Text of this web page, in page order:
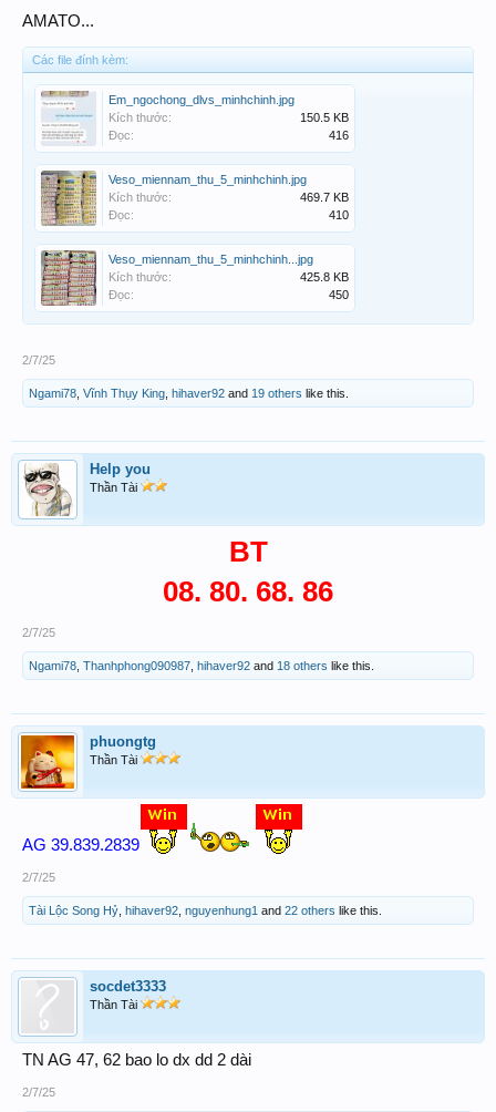
AMATO...
Các file đính kèm:
Em_ngochong_dlvs_minhchinh.jpg
Kích thước:
150.5 KB
Đọc:
416
Veso_miennam_thu_5_minhchinh.jpg
Kích thước:
469.7 KB
Đọc:
410
Veso_miennam_thu_5_minhchinh...jpg
Kích thước:
425.8 KB
Đọc:
450
2/7/25
Ngami78 Vĩnh Thụy King hihaver92 and 19 others like this.
Help you
Thần Tài
BT
08. 80. 68. 86
2/7/25
Ngami78 Thanhphong090987 hihaver92 and 18 others like this.
phuongtg
Thần Tài
AG 39.839.2839
2/7/25
Tài Lộc Song Hỷ hihaver92 nguyenhung1 and 22 others like this.
socdet3333
Thần Tài
TN AG 47, 62 bao lo dx dd 2 dài
2/7/25